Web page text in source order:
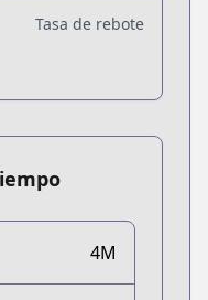
Tasa de rebote
4M